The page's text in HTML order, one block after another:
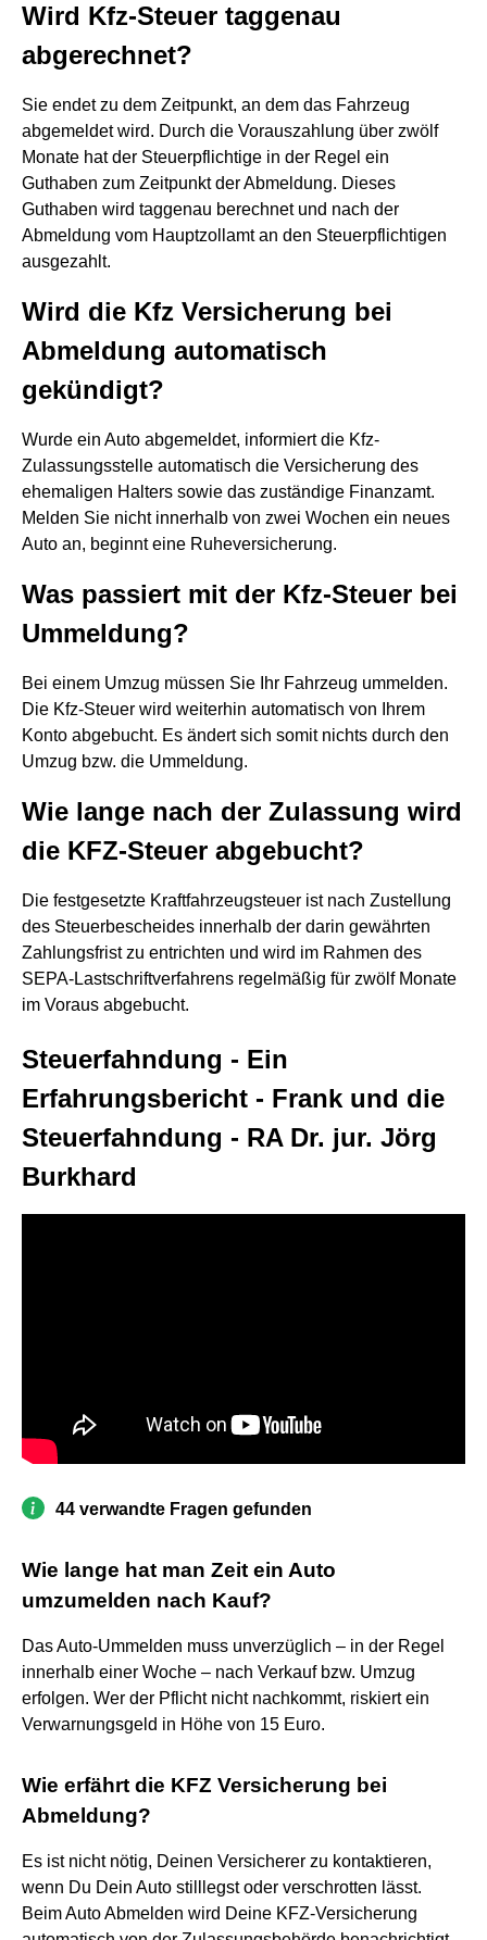
Wird Kfz-Steuer taggenau
abgerechnet?
Sie endet zu dem Zeitpunkt, an dem das Fahrzeug
abgemeldet wird. Durch die Vorauszahlung über zwölf
Monate hat der Steuerpflichtige in der Regel ein
Guthaben zum Zeitpunkt der Abmeldung. Dieses
Guthaben wird taggenau berechnet und nach der
Abmeldung vom Hauptzollamt an den Steuerpflichtigen
ausgezahlt.
Wird die Kfz Versicherung bei
Abmeldung automatisch
gekündigt?
Wurde ein Auto abgemeldet, informiert die Kfz-
Zulassungsstelle automatisch die Versicherung des
ehemaligen Halters sowie das zuständige Finanzamt.
Melden Sie nicht innerhalb von zwei Wochen ein neues
Auto an, beginnt eine Ruheversicherung.
Was passiert mit der Kfz-Steuer bei
Ummeldung?
Bei einem Umzug müssen Sie Ihr Fahrzeug ummelden.
Die Kfz-Steuer wird weiterhin automatisch von Ihrem
Konto abgebucht. Es ändert sich somit nichts durch den
Umzug bzw. die Ummeldung.
Wie lange nach der Zulassung wird
die KFZ-Steuer abgebucht?
Die festgesetzte Kraftfahrzeugsteuer ist nach Zustellung
des Steuerbescheides innerhalb der darin gewährten
Zahlungsfrist zu entrichten und wird im Rahmen des
SEPA-Lastschriftverfahrens regelmäßig für zwölf Monate
im Voraus abgebucht.
Steuerfahndung - Ein
Erfahrungsbericht - Frank und die
Steuerfahndung - RA Dr. jur. Jörg
Burkhard
44 verwandte Fragen gefunden
Wie lange hat man Zeit ein Auto
umzumelden nach Kauf?
Das Auto-Ummelden muss unverzüglich – in der Regel
innerhalb einer Woche – nach Verkauf bzw. Umzug
erfolgen. Wer der Pflicht nicht nachkommt, riskiert ein
Verwarnungsgeld in Höhe von 15 Euro.
Wie erfährt die KFZ Versicherung bei
Abmeldung?
Es ist nicht nötig, Deinen Versicherer zu kontaktieren,
wenn Du Dein Auto stilllegst oder verschrotten lässt.
Beim Auto Abmelden wird Deine KFZ-Versicherung